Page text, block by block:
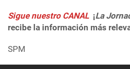
Sigue nuestro CANAL ¡La
recibe la información más
SPM